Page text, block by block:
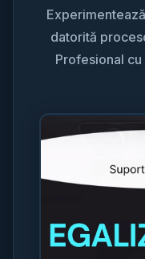
datorită
Profesional